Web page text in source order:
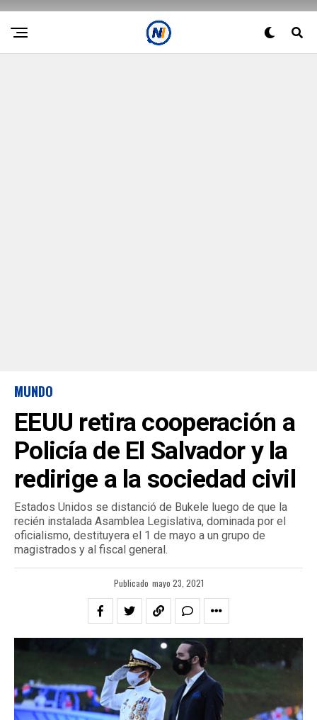
MUNDO
EEUU retira cooperación a
Policía de El Salvador y la
redirige a la sociedad civil
Estados Unidos se distanció de Bukele luego de que la
recién instalada Asamblea Legislativa, dominada por el
oficialismo, destituyera el 1 de mayo a un grupo de
magistrados y al fiscal general.
Publicado mayo 23, 2021